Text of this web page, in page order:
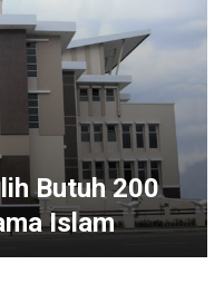
Butuh 200
Islam